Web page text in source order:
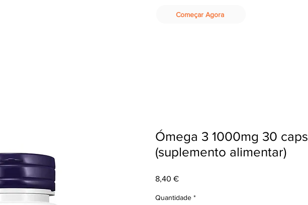
Começar Agora
Ómega 3 1000mg 30 caps
(suplemento alimentar)
8,40 €Preço
Quantidade *